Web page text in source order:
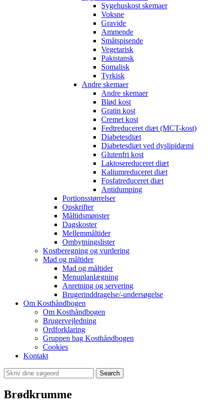
Sygehuskost skemaer
Voksne
Gravide
Ammende
Småtspisende
Vegetarisk
Pakistansk
Somalisk
Tyrkisk
Andre skemaer
Andre skemaer
Blød kost
Gratin kost
Cremet kost
Fedtreduceret diæt (MCT-kost)
Diabetesdiæt
Diabetesdiæt ved dyslipidæmi
Glutenfri kost
Laktosereduceret diæt
Kaliumreduceret diæt
Fosfatreduceret diæt
Antidumping
Portionsstørrelser
Opskrifter
Måltidsmønster
Dagskoster
Mellemmåltider
Ombytningslister
Kostberegning og vurdering
Mad og måltider
Mad og måltider
Menuplanlægning
Anretning og servering
Brugerinddragelse/-undersøgelse
Om Kosthåndbogen
Om Kosthåndbogen
Brugervejledning
Ordforklaring
Gruppen bag Kosthåndbogen
Cookies
Kontakt
Search
Brødkrumme